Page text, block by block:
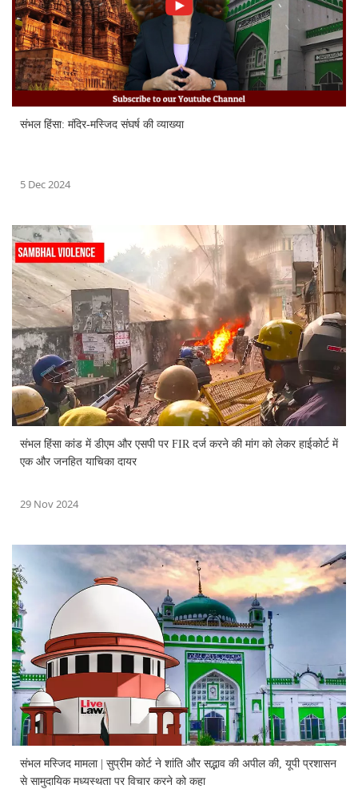
संभल हिंसा: मंदिर-मस्जिद संघर्ष की व्याख्या
5 Dec 2024
संभल हिंसा कांड में डीएम और एसपी पर FIR दर्ज करने की मांग को लेकर हाईकोर्ट में
एक और जनहित याचिका दायर
29 Nov 2024
संभल मस्जिद मामला | सुप्रीम कोर्ट ने शांति और सद्भाव की अपील की, यूपी प्रशासन
से सामुदायिक मध्यस्थता पर विचार करने को कहा